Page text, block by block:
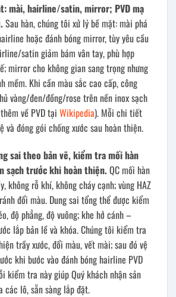
mài, hairline/satin, mirror; PVD mạ
Sau hàn, chúng tôi xử lý bề mặt: mài phá
hoặc đánh bóng mirror, tùy yêu cầu
satin giảm bám vân tay, phù hợp
mirror cho không gian sang trọng nhưng
mềm. Khi cần màu sắc cao cấp, công
vàng/đen/đồng/rose trên nền inox sạch
về PVD tại Wikipedia). Mỗi chi tiết
và đóng gói chống xước sau hoàn thiện.
sai theo bản vẽ, kiểm tra mối hàn
sạch trước khi hoàn thiện.QC mối hàn
không rỗ khí, không cháy cạnh; vùng HAZ
đổi màu. Dung sai tổng thể được kiểm
độ phẳng, độ vuông; khe hở cánh –
lắp bản lề và khóa. Chúng tôi kiểm tra
trầy xước, đổi màu, vết mài; sau đó vệ
khi bước vào đánh bóng hairline PVD
kiểm tra này giúp Quý khách nhận sản
các lô, sẵn sàng lắp đặt.